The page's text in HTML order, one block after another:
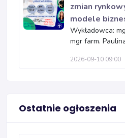
zmian
modele
Wykładowca:
mgr farm.
2026-09-10 09:00
Ostatnie ogłoszenia